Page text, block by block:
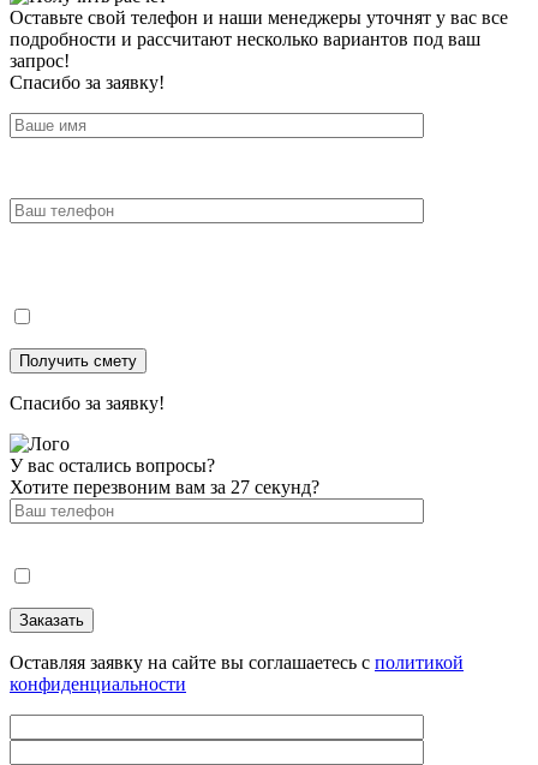
Оставьте свой телефон и наши менеджеры уточнят у вас все
подробности и рассчитают несколько вариантов под ваш
запрос!
Спасибо за заявку!
Спасибо за заявку!
У вас остались вопросы?
Хотите перезвоним вам за 27 секунд?
Оставляя заявку на сайте вы соглашаетесь с политикой
конфиденциальности